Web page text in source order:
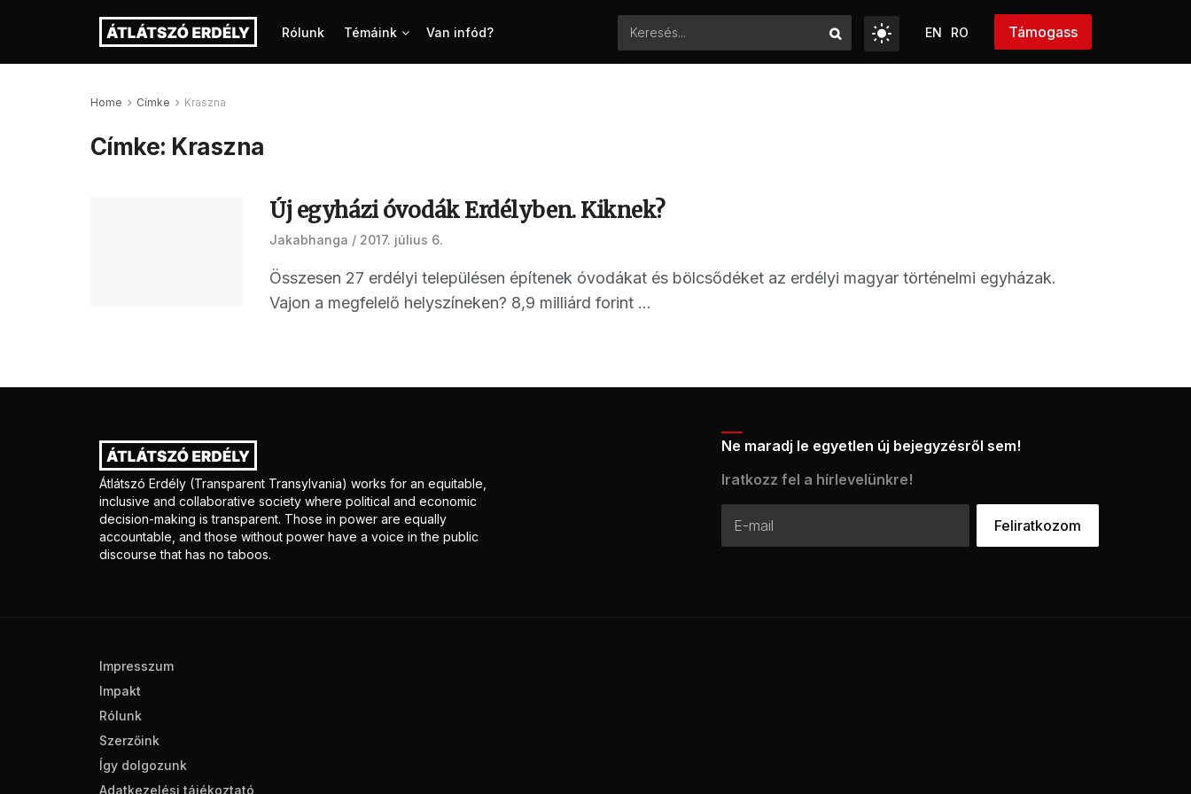
Rólunk Témáink Van infód? EN RO Támogass
Home Címke Kraszna
Címke: Kraszna
Új egyházi óvodák Erdélyben. Kiknek?
Jakabhanga 2017. július 6.
Összesen 27 erdélyi településen építenek óvodákat és bölcsődéket az erdélyi magyar történelmi egyházak.
Vajon a megfelelő helyszíneken? 8,9 milliárd forint ...
Átlátszó Erdély (Transparent Transylvania) works for an equitable,
inclusive and collaborative society where political and economic
decision-making is transparent. Those in power are equally
accountable, and those without power have a voice in the public
discourse that has no taboos.
Ne maradj le egyetlen új bejegyzésről sem!
Iratkozz fel a hírlevelünkre!
Impresszum
Impakt
Rólunk
Szerzőink
Így dolgozunk
Adatkezelési tájékoztató